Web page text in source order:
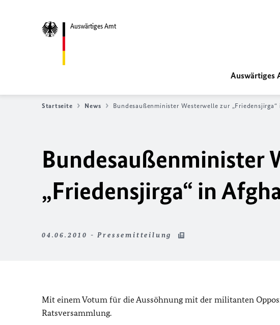
Auswärtiges Amt
Auswärtiges
Startseite News Bundesaußenminister Westerwelle zur
Bundesaußenminister
„Friedensjirga“ in
04.06.2010 - Pressemitteilung
Mit einem Votum für die Aussöhnung mit der militanten
Ratsversammlung.